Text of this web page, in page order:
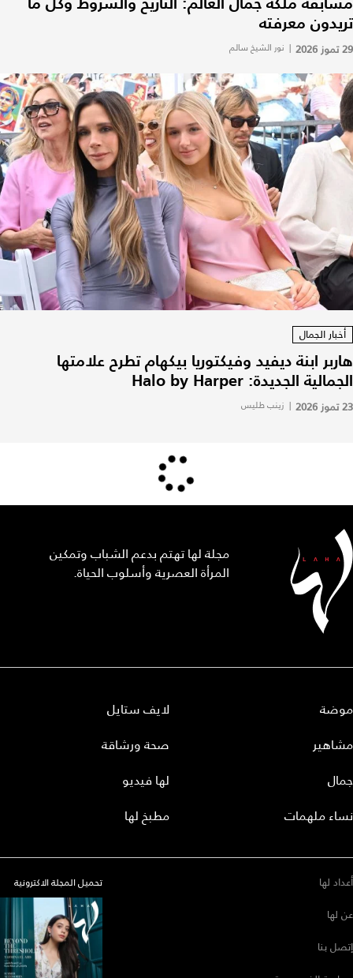
تريدون معرفته
29 تموز 2026 | نور الشيخ سالم
أخبار الجمال
هاربر ابنة ديفيد وفيكتوريا بيكهام تطرح علامتها
الجمالية الجديدة: Halo by Harper
23 تموز 2026 | زينب طليس
مجلة لها تهتم بدعم الشباب وتمكين
المرأة العصرية وأسلوب الحياة.
موضة
مشاهير
جمال
نساء ملهمات
لايف ستايل
صحة ورشاقة
لها فيديو
مطبخ لها
أعداد لها
عن لها
إتصل بنا
تحميل المجلة الاكترونية